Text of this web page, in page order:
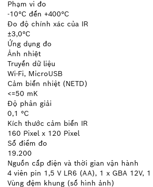
Phạm vi đo
-10°C đến +400°C
Đo độ chính xác của IR
±3,0°C
Ứng dụng đo
Ảnh nhiệt
Truyền dữ liệu
Wi-Fi, MicroUSB
Cảm biến nhiệt (NETD)
<=50 mK
Độ phân giải
0,1 °C
Kích thước cảm biến IR
160 Pixel x 120 Pixel
Số điểm đo
19.200
Nguồn cấp điện và thời gian vận hành
4 viên pin 1,5 V LR6 (AA), 1 x GBA 12V, 1
Vùng đệm khung (số hình ảnh)